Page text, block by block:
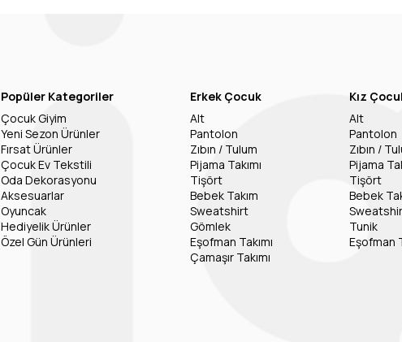
Popüler Kategoriler
Çocuk Giyim
Yeni Sezon Ürünler
Fırsat Ürünler
Çocuk Ev Tekstili
Oda Dekorasyonu
Aksesuarlar
Oyuncak
Hediyelik Ürünler
Özel Gün Ürünleri
Erkek Çocuk
Alt
Pantolon
Zıbın / Tulum
Pijama Takımı
Tişört
Bebek Takım
Sweatshirt
Gömlek
Eşofman Takımı
Çamaşır Takımı
Kız
Alt
Pantolon
Zıbın /
Pijama
Tişört
Bebek
Tunik
Eşofman